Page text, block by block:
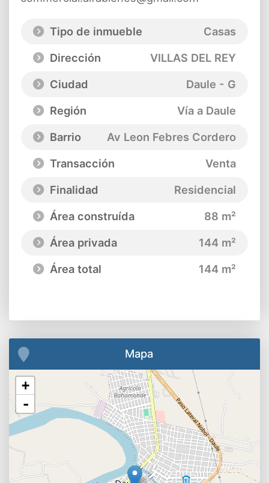
Tipo de inmueble
Casas
Dirección
VILLAS DEL REY
Ciudad
Daule - G
Región
Vía a Daule
Barrio
Av Leon Febres Cordero
Transacción
Venta
Finalidad
Residencial
Área construída
88 m²
Área privada
144 m²
Área total
144 m²
Mapa
+
-